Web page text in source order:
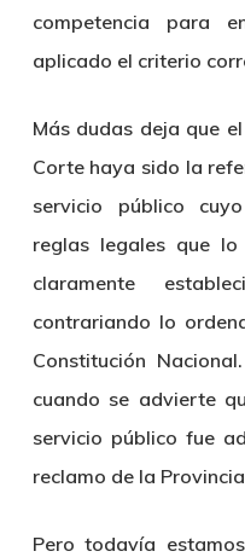
competencia para
aplicado el criterio
Más dudas deja que
Corte haya sido la
servicio público
reglas legales que
claramente
contrariando lo
Constitución
cuando se advierte
servicio público fue
reclamo de la
Pero todavía